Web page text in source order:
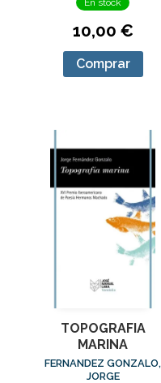
10,00 €
Comprar
TOPOGRAFIA
MARINA
FERNANDEZ GONZALO,
JORGE